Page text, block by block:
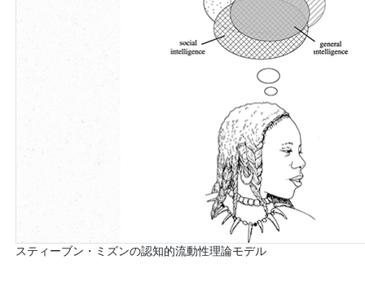
スティーブン・ミズンの認知的流動性理論モデル